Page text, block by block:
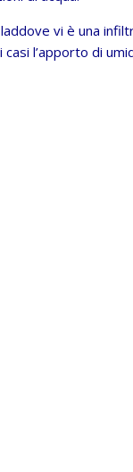
vi è una
l’apporto di